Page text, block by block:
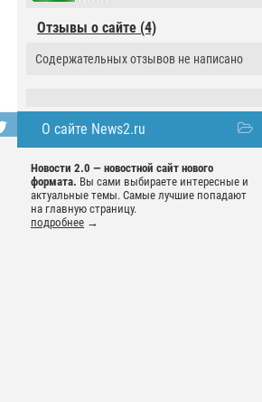
Отзывы о сайте (4)
Содержательных отзывов не написано
О сайте News2.ru
Новости 2.0 — новостной сайт нового
формата. Вы сами выбираете интересные и
актуальные темы. Самые лучшие попадают
на главную страницу.
подробнее →